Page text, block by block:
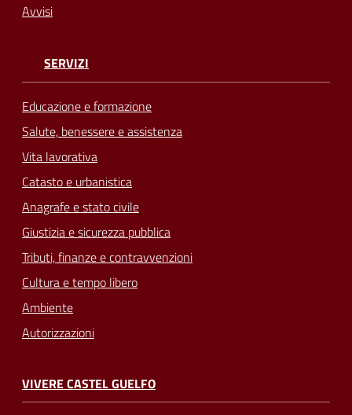
Avvisi
SERVIZI
Educazione e formazione
Salute, benessere e assistenza
Vita lavorativa
Catasto e urbanistica
Anagrafe e stato civile
Giustizia e sicurezza pubblica
Tributi, finanze e contravvenzioni
Cultura e tempo libero
Ambiente
Autorizzazioni
VIVERE CASTEL GUELFO